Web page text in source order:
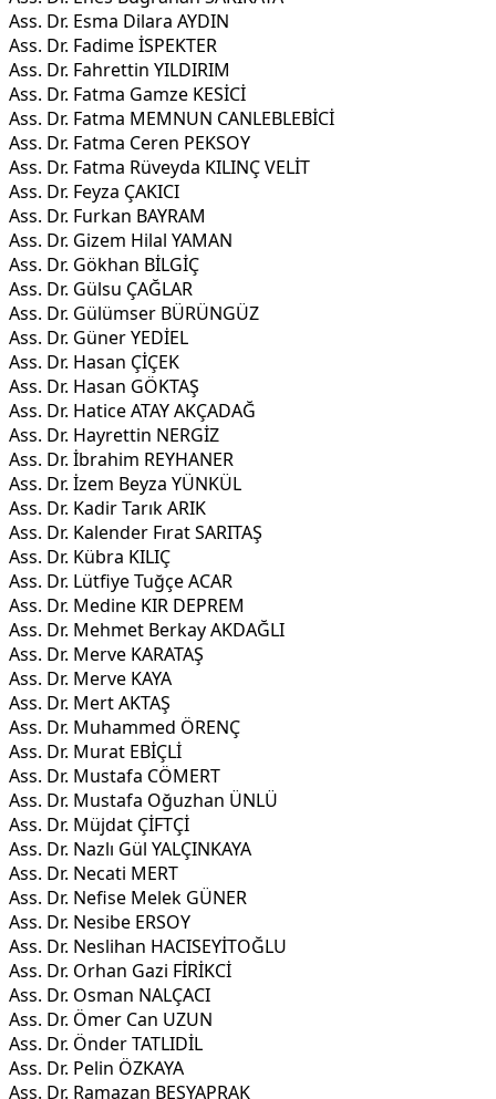
Ass. Dr. Esma Dilara AYDIN
Ass. Dr. Fadime İSPEKTER
Ass. Dr. Fahrettin YILDIRIM
Ass. Dr. Fatma Gamze KESİCİ
Ass. Dr. Fatma MEMNUN CANLEBLEBİCİ
Ass. Dr. Fatma Ceren PEKSOY
Ass. Dr. Fatma Rüveyda KILINÇ VELİT
Ass. Dr. Feyza ÇAKICI
Ass. Dr. Furkan BAYRAM
Ass. Dr. Gizem Hilal YAMAN
Ass. Dr. Gökhan BİLGİÇ
Ass. Dr. Gülsu ÇAĞLAR
Ass. Dr. Gülümser BÜRÜNGÜZ
Ass. Dr. Güner YEDİEL
Ass. Dr. Hasan ÇİÇEK
Ass. Dr. Hasan GÖKTAŞ
Ass. Dr. Hatice ATAY AKÇADAĞ
Ass. Dr. Hayrettin NERGİZ
Ass. Dr. İbrahim REYHANER
Ass. Dr. İzem Beyza YÜNKÜL
Ass. Dr. Kadir Tarık ARIK
Ass. Dr. Kalender Fırat SARITAŞ
Ass. Dr. Kübra KILIÇ
Ass. Dr. Lütfiye Tuğçe ACAR
Ass. Dr. Medine KIR DEPREM
Ass. Dr. Mehmet Berkay AKDAĞLI
Ass. Dr. Merve KARATAŞ
Ass. Dr. Merve KAYA
Ass. Dr. Mert AKTAŞ
Ass. Dr. Muhammed ÖRENÇ
Ass. Dr. Murat EBİÇLİ
Ass. Dr. Mustafa CÖMERT
Ass. Dr. Mustafa Oğuzhan ÜNLÜ
Ass. Dr. Müjdat ÇİFTÇİ
Ass. Dr. Nazlı Gül YALÇINKAYA
Ass. Dr. Necati MERT
Ass. Dr. Nefise Melek GÜNER
Ass. Dr. Nesibe ERSOY
Ass. Dr. Neslihan HACISEYİTOĞLU
Ass. Dr. Orhan Gazi FİRİKCİ
Ass. Dr. Osman NALÇACI
Ass. Dr. Ömer Can UZUN
Ass. Dr. Önder TATLIDİL
Ass. Dr. Pelin ÖZKAYA
Ass. Dr. Ramazan BEŞYAPRAK